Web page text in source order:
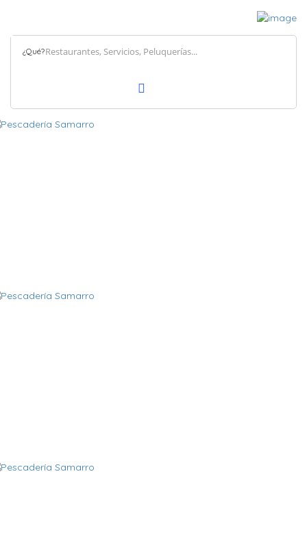
¿Qué?